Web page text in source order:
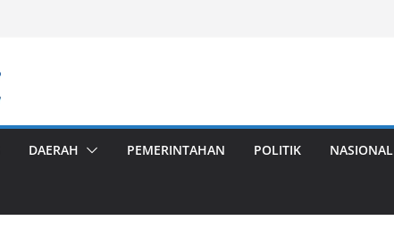
DAERAH PEMERINTAHAN POLITIK NASIONAL